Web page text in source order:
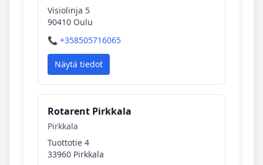
Visiolinja 5
90410 Oulu
📞 +358505716065
Näytä tiedot
Rotarent Pirkkala
Pirkkala
Tuottotie 4
33960 Pirkkala